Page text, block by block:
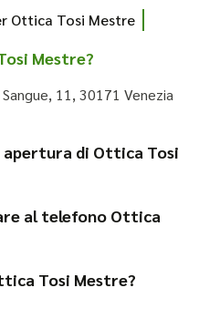
Ottica Tosi Mestre
Mestre?
11, 30171 Venezia
di Ottica Tosi
al telefono Ottica
Tosi Mestre?